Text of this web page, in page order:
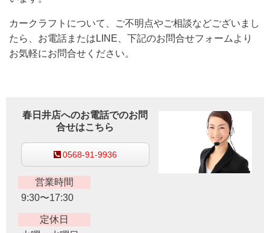
カークラフトについて、ご不明点やご相談などございまし
たら、お電話またはLINE、下記のお問合せフォームより
お気軽にお問合せください。
春日井店へのお電話でのお問
合せはこちら
0568-91-9936
営業時間
9:30〜17:30
定休日